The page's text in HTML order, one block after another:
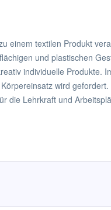
einem textilen Produkt
und plastischen
individuelle Produkte.
wird
die Lehrkraft und